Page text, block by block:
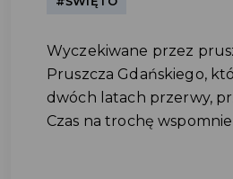
Wyczekiwane przez
Pruszcza Gdańskiego,
dwóch latach przerwy,
Czas na trochę